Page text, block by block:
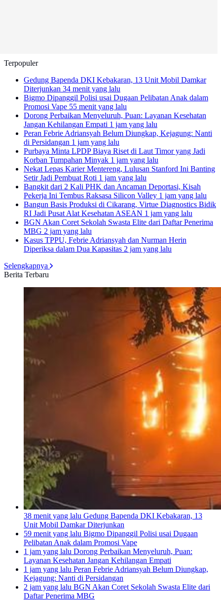
Terpopuler
Gedung Bapenda DKI Kebakaran, 13 Unit Mobil Damkar
Diterjunkan 34 menit yang lalu
Bigmo Dipanggil Polisi usai Dugaan Pelibatan Anak dalam
Promosi Vape 55 menit yang lalu
Dorong Perbaikan Menyeluruh, Puan: Layanan Kesehatan
Jangan Kehilangan Empati 1 jam yang lalu
Peran Febrie Adriansyah Belum Diungkap, Kejagung: Nanti
di Persidangan 1 jam yang lalu
Purbaya Minta LPDP Biaya Riset di Laut Timor yang Jadi
Korban Tumpahan Minyak 1 jam yang lalu
Nekat Lepas Karier Mentereng, Lulusan Stanford Ini Banting
Setir Jadi Pembuat Roti 1 jam yang lalu
Bangkit dari 2 Kali PHK dan Ancaman Deportasi, Kisah
Pekerja Ini Tembus Raksasa Silicon Valley 1 jam yang lalu
Bangun Basis Produksi di Cikarang, Virtue Diagnostics Bidik
RI Jadi Pusat Alat Kesehatan ASEAN 1 jam yang lalu
BGN Akan Coret Sekolah Swasta Elite dari Daftar Penerima
MBG 2 jam yang lalu
Kasus TPPU, Febrie Adriansyah dan Nurman Herin
Diperiksa dalam Dua Kapasitas 2 jam yang lalu
Selengkapnya
Berita Terbaru
38 menit yang lalu Gedung Bapenda DKI Kebakaran, 13
Unit Mobil Damkar Diterjunkan
59 menit yang lalu Bigmo Dipanggil Polisi usai Dugaan
Pelibatan Anak dalam Promosi Vape
1 jam yang lalu Dorong Perbaikan Menyeluruh, Puan:
Layanan Kesehatan Jangan Kehilangan Empati
1 jam yang lalu Peran Febrie Adriansyah Belum Diungkap,
Kejagung: Nanti di Persidangan
2 jam yang lalu BGN Akan Coret Sekolah Swasta Elite dari
Daftar Penerima MBG